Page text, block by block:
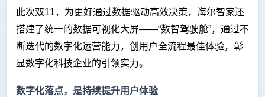
此次双11，为更好通过数据驱动高效决策，海尔智家还
搭建了统一的数据可视化大屏——“数智驾驶舱”，通过不
断迭代的数字化运营能力，创用户全流程最佳体验，彰
显数字化科技企业的引领实力。
数字化落点，是持续提升用户体验